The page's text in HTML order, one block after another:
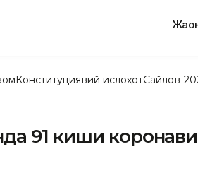
Конституциявий ислоҳотСайлов-
91 киши